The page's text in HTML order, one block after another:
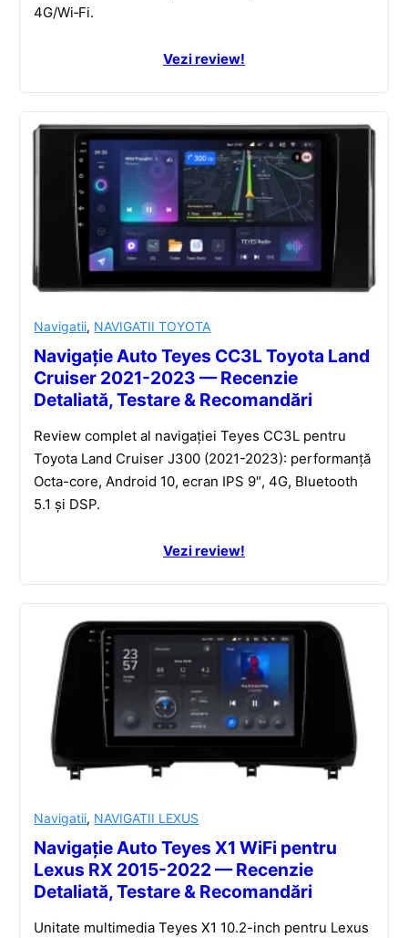
4G/Wi‑Fi.
Vezi review!
Navigatii, NAVIGATII TOYOTA
Navigație Auto Teyes CC3L Toyota Land
Cruiser 2021-2023 — Recenzie
Detaliată, Testare & Recomandări
Review complet al navigației Teyes CC3L pentru
Toyota Land Cruiser J300 (2021-2023): performanță
Octa-core, Android 10, ecran IPS 9″, 4G, Bluetooth
5.1 și DSP.
Vezi review!
Navigatii, NAVIGATII LEXUS
Navigație Auto Teyes X1 WiFi pentru
Lexus RX 2015-2022 — Recenzie
Detaliată, Testare & Recomandări
Unitate multimedia Teyes X1 10.2-inch pentru Lexus